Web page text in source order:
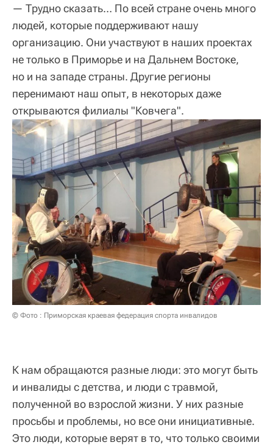
— Трудно сказать… По всей стране очень много
людей, которые поддерживают нашу
организацию. Они участвуют в наших проектах
не только в Приморье и на Дальнем Востоке,
но и на западе страны. Другие регионы
перенимают наш опыт, в некоторых даже
открываются филиалы "Ковчега".
© Фото : Приморская краевая федерация спорта инвалидов
К нам обращаются разные люди: это могут быть
и инвалиды с детства, и люди с травмой,
полученной во взрослой жизни. У них разные
просьбы и проблемы, но все они инициативные.
Это люди, которые верят в то, что только своими